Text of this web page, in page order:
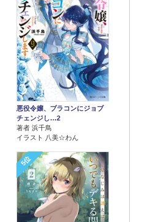
悪役令嬢、ブラコンにジョブ
チェンジし…2
著者 浜千鳥
イラスト 八美☆わん
5位